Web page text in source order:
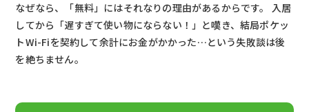
なぜなら、「無料」にはそれなりの理由があるからです。 入居
してから「遅すぎて使い物にならない！」と嘆き、結局ポケッ
トWi-Fiを契約して余計にお金がかかった…という失敗談は後
を絶ちません。